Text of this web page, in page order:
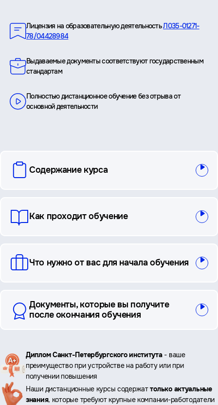
Лицензия на образовательную деятельностьЛ035-01271-
78/04428984
Выдаваемые документы соответствуют государственным
стандартам
Полностью дистанционное обучение без отрыва от
основной деятельности
вопросы
Содержание курса
Как проходит обучение
Что нужно от вас для начала обучения
Документы, которые вы получите
после окончания обучения
Ключевые
преимущества
Диплом Санкт-Петербургского института- ваше
преимущество при устройстве на работу или при
получении повышения
Наши дистанционные курсы содержаттолько актуальные
знания, которые требуют крупные компании-работодатели